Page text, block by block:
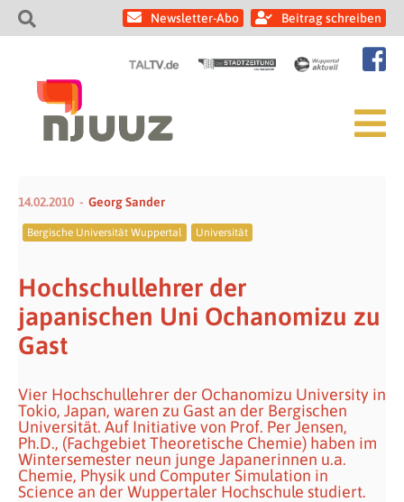
Newsletter-Abo Beitrag schreiben
14.02.2010 Georg Sander
Bergische Universität Wuppertal Universität
Hochschullehrer der
japanischen Uni Ochanomizu zu
Gast
Vier Hochschullehrer der Ochanomizu University in
Tokio, Japan, waren zu Gast an der Bergischen
Universität. Auf Initiative von Prof. Per Jensen,
Ph.D., (Fachgebiet Theoretische Chemie) haben im
Wintersemester neun junge Japanerinnen u.a.
Chemie, Physik und Computer Simulation in
Science an der Wuppertaler Hochschule studiert.